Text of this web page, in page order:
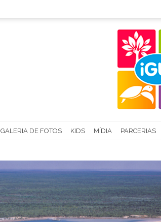
GALERIA DE FOTOS KIDS MÍDIA PARCERIAS